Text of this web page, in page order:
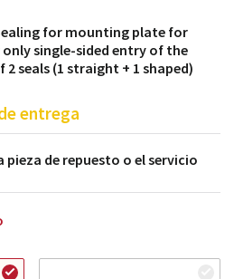
for mounting plate for
single-sided entry of the
seals (1 straight + 1 shaped)
entrega
pieza de repuesto o el servicio